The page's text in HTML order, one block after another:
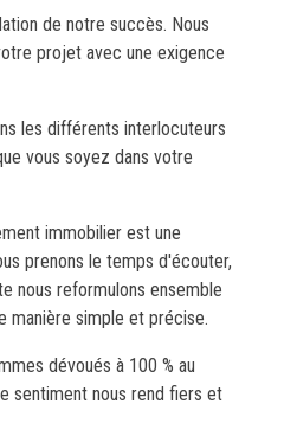
de notre succès. Nous
projet avec une exigence
les différents interlocuteurs
vous soyez dans votre
immobilier est une
prenons le temps d'écouter,
nous reformulons ensemble
manière simple et précise.
dévoués à 100 % au
sentiment nous rend fiers et